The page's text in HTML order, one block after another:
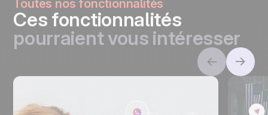
Toutes nos fonctionnalités
Ces fonctionnalités
pourraient vous intéresser